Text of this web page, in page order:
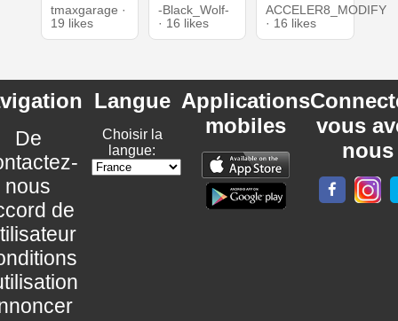
tmaxgarage ·
19 likes
-Black_Wolf-
· 16 likes
ACCELER8_MODIFY
· 16 likes
De
nous
de
Langue
Choisir la
langue:
Applications
mobiles
vous
nous